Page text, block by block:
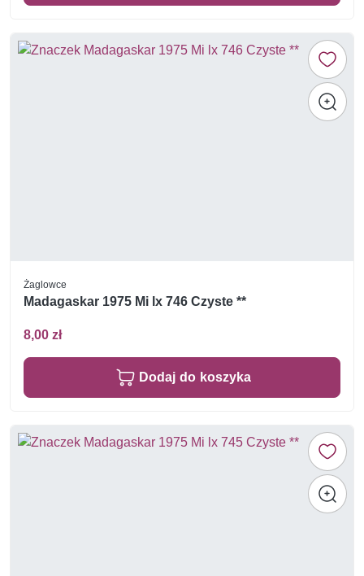
Żaglowce
Madagaskar 1975 Mi lx 746 Czyste **
8,00 zł
Dodaj do koszyka